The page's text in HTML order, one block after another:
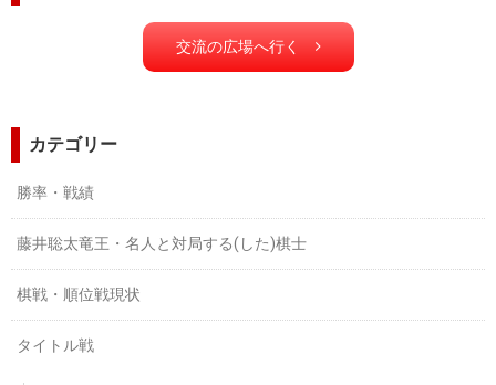
交流の広場へ行く
カテゴリー
勝率・戦績
藤井聡太竜王・名人と対局する(した)棋士
棋戦・順位戦現状
タイトル戦